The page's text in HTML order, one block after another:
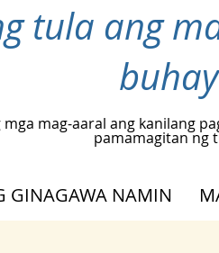
tula ang
buhay
mga mag-aaral ang kanilang
pamamagitan ng
GINAGAWA NAMIN